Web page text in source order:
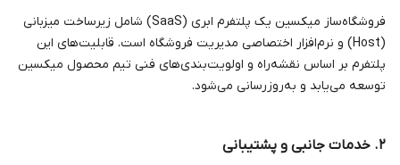
فروشگاه‌ساز میکسین یک پلتفرم ابری (SaaS) شامل زیرساخت میزبانی
(Host) و نرم‌افزار اختصاصی مدیریت فروشگاه است. قابلیت‌های این
پلتفرم بر اساس نقشه‌راه و اولویت‌بندی‌های فنی تیم محصول میکسین
توسعه می‌یابد و به‌روزرسانی می‌شود.
۲. خدمات جانبی و پشتیبانی